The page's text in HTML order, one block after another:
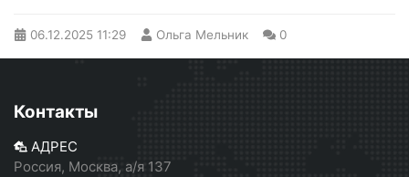
06.12.2025 11:29 Ольга Мельник 0
Контакты
АДРЕС
Россия, Москва, а/я 137